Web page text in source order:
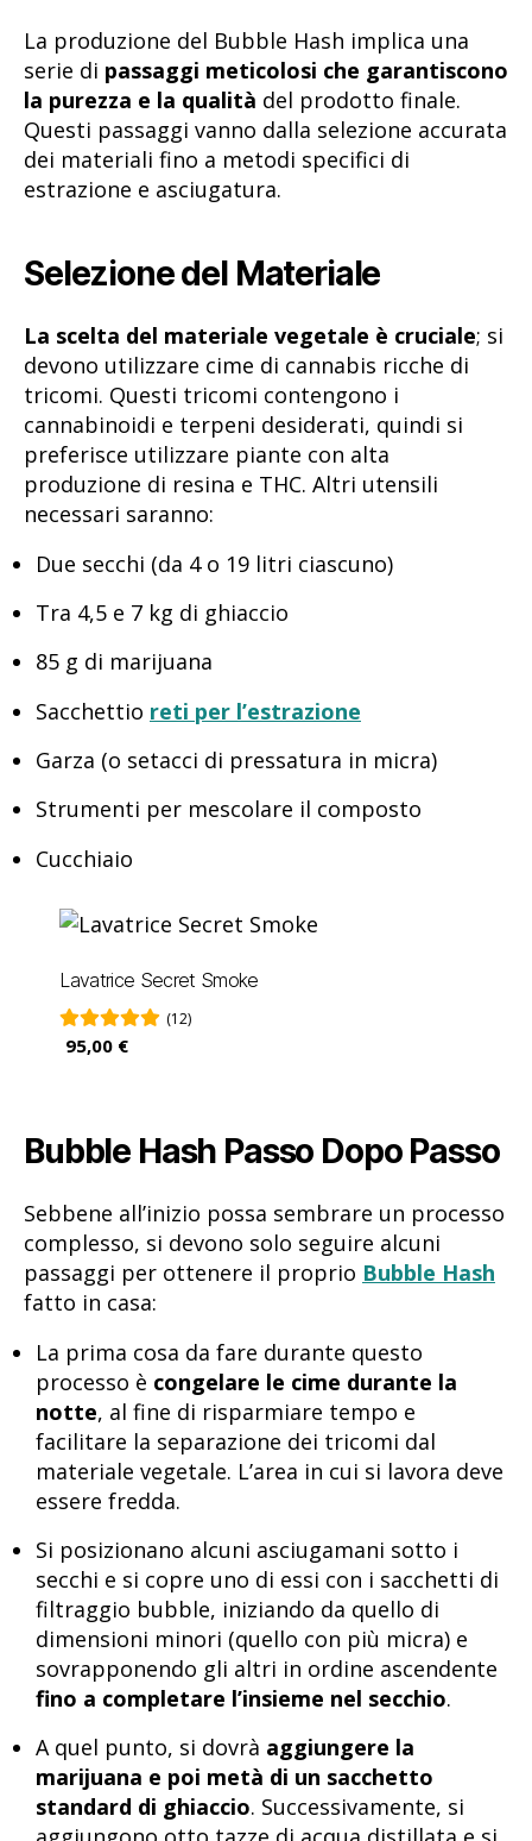
La produzione del Bubble Hash implica una
serie di passaggi meticolosi che garantiscono
la purezza e la qualità del prodotto finale.
Questi passaggi vanno dalla selezione accurata
dei materiali fino a metodi specifici di
estrazione e asciugatura.
Selezione del Materiale
La scelta del materiale vegetale è cruciale; si
devono utilizzare cime di cannabis ricche di
tricomi. Questi tricomi contengono i
cannabinoidi e terpeni desiderati, quindi si
preferisce utilizzare piante con alta
produzione di resina e THC. Altri utensili
necessari saranno:
Due secchi (da 4 o 19 litri ciascuno)
Tra 4,5 e 7 kg di ghiaccio
85 g di marijuana
Sacchettio reti per l’estrazione
Garza (o setacci di pressatura in micra)
Strumenti per mescolare il composto
Cucchiaio
Lavatrice Secret Smoke
(12)
95,00 €
Bubble Hash Passo Dopo Passo
Sebbene all’inizio possa sembrare un processo
complesso, si devono solo seguire alcuni
passaggi per ottenere il proprio Bubble Hash
fatto in casa:
La prima cosa da fare durante questo
processo è congelare le cime durante la
notte, al fine di risparmiare tempo e
facilitare la separazione dei tricomi dal
materiale vegetale. L’area in cui si lavora deve
essere fredda.
Si posizionano alcuni asciugamani sotto i
secchi e si copre uno di essi con i sacchetti di
filtraggio bubble, iniziando da quello di
dimensioni minori (quello con più micra) e
sovrapponendo gli altri in ordine ascendente
fino a completare l’insieme nel secchio.
A quel punto, si dovrà aggiungere la
marijuana e poi metà di un sacchetto
standard di ghiaccio. Successivamente, si